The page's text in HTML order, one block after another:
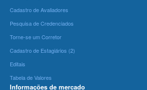
Cadastro de Avaliadores
Pesquisa de Credenciados
Torne-se um Corretor
Cadastro de Estagiários (2)
Editais
Tabela de Valores
Informações de mercado